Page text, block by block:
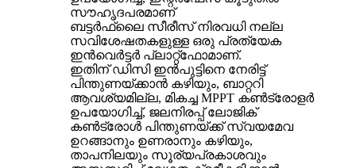
സൗഹൃദപരമാണ്
ബട്ടർഫ്ലൈ സീരീസ് നിരവധി നല്ല
സവിശേഷതകളുള്ള ഒരു പ്രത്യേക
ഇൻവെർട്ടർ പ്ലാറ്റ്ഫോമാണ്.
ഇതിന് ഡിസി ഇൻപുട്ടിനെ നേരിട്ട്
പിന്തുണയ്ക്കാൻ കഴിയും, ബാറ്ററി
ആവശ്യമില്ല, മികച്ച MPPT കൺട്രോളർ
ഉപയോഗിച്ച്, ജലനിരപ്പ് ലോജിക്
കൺട്രോൾ പിന്തുണയ്‌ക്ക് സ്വയമേവ
ഉറങ്ങാനും ഉണരാനും കഴിയും,
താപനിലയും സൂര്യപ്രകാശവും